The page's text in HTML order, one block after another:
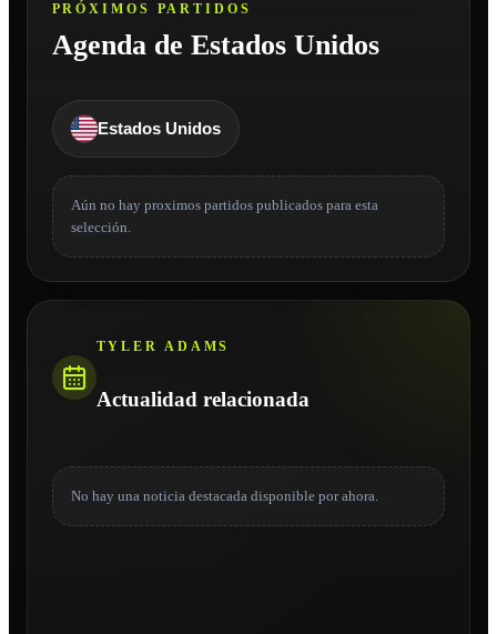
PRÓXIMOS PARTIDOS
Agenda de Estados Unidos
Estados Unidos
Aún no hay proximos partidos publicados para esta
selección.
TYLER ADAMS
Actualidad relacionada
No hay una noticia destacada disponible por ahora.